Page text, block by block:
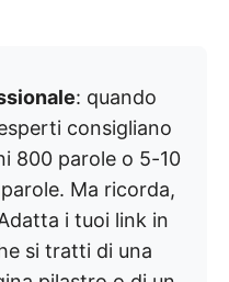
: quando
consigliano
800 parole o 5-10
Ma ricorda,
i tuoi link in
si tratti di una